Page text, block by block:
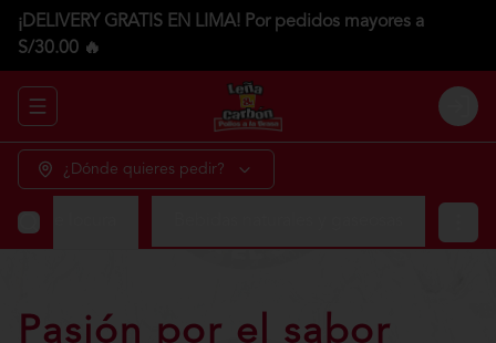
¡DELIVERY GRATIS EN LIMA! Por pedidos mayores a
S/30.00 🔥
Abrir menu de navegación Login
¿Dónde quieres pedir?
de locura
Pasión por el sabor